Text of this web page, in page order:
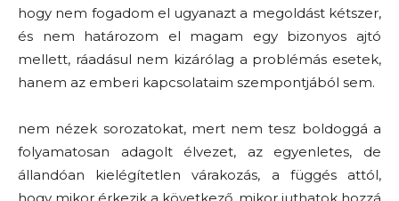
hogy nem fogadom el ugyanazt a megoldást kétszer,
és nem határozom el magam egy bizonyos ajtó
mellett, ráadásul nem kizárólag a problémás esetek,
hanem az emberi kapcsolataim szempontjából sem.
nem nézek sorozatokat, mert nem tesz boldoggá a
folyamatosan adagolt élvezet, az egyenletes, de
állandóan kielégítetlen várakozás, a függés attól,